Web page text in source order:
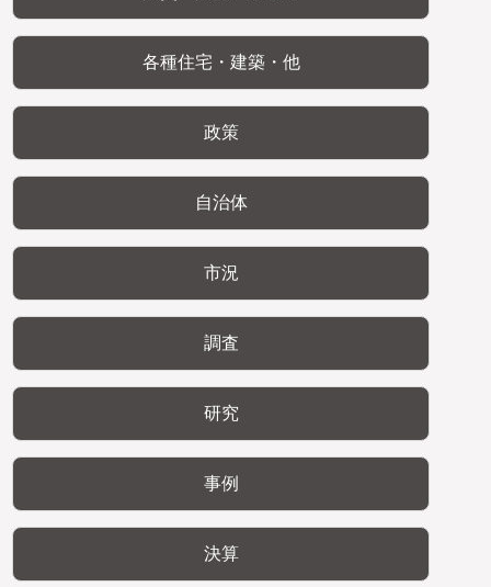
各種住宅・建築・他
政策
自治体
市況
調査
研究
事例
決算